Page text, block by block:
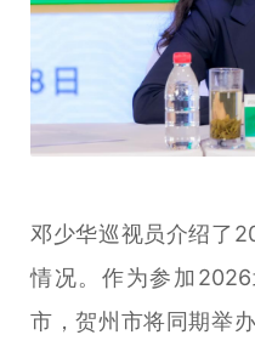
邓少华巡视员介绍了
情况。作为参加
市，贺州市将同期举